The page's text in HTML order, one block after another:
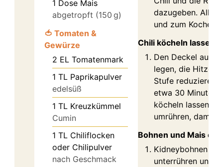
1 Dose Mais
abgetropft (150 g)
🍅 Tomaten &
Gewürze
2 EL Tomatenmark
1 TL Paprikapulver
edelsüß
1 TL Kreuzkümmel
Cumin
1 TL Chiliflocken
oder Chilipulver
nach Geschmack
dazugeben. Alles
und zum Kochen
Chili köcheln lassen
Den Deckel auf
legen, die Hitze
Stufe reduzieren
etwa 30 Minuten
köcheln lassen.
umrühren, damit
Bohnen und Mais
Kidneybohnen
unterrühren und